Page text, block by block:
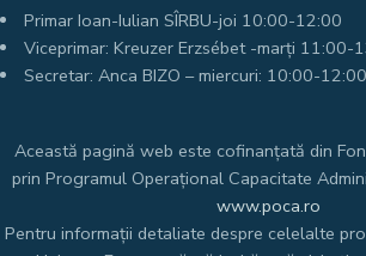
Primar Ioan-Iulian SÎRBU-joi 10:00-12:00
Viceprimar: Kreuzer Erzsébet -marți 11:00-
Secretar: Anca BIZO – miercuri: 10:00-12:00
Această pagină web este cofinanțată din
prin Programul Operațional Capacitate
www.poca.ro
Pentru informații detaliate despre celelalte